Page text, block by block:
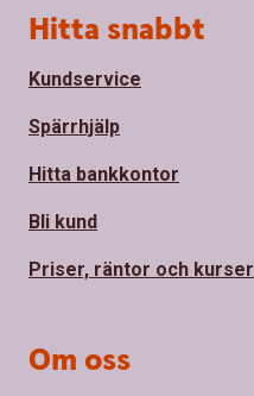
Sidfot
Hitta snabbt
Kundservice
Spärrhjälp
Hitta bankkontor
Bli kund
Priser, räntor och kurser
Om oss